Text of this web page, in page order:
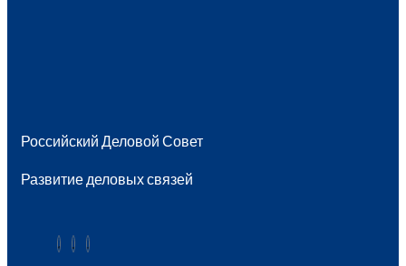
Российский Деловой Совет
Развитие деловых связей